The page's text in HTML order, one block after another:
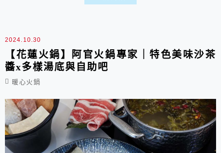
了5家以上，在其中寒聚也算相當不錯，過了剛開
2024.10.30
【花蓮火鍋】阿官火鍋專家｜特色美味沙茶
醬x多樣湯底與自助吧
暖心火鍋